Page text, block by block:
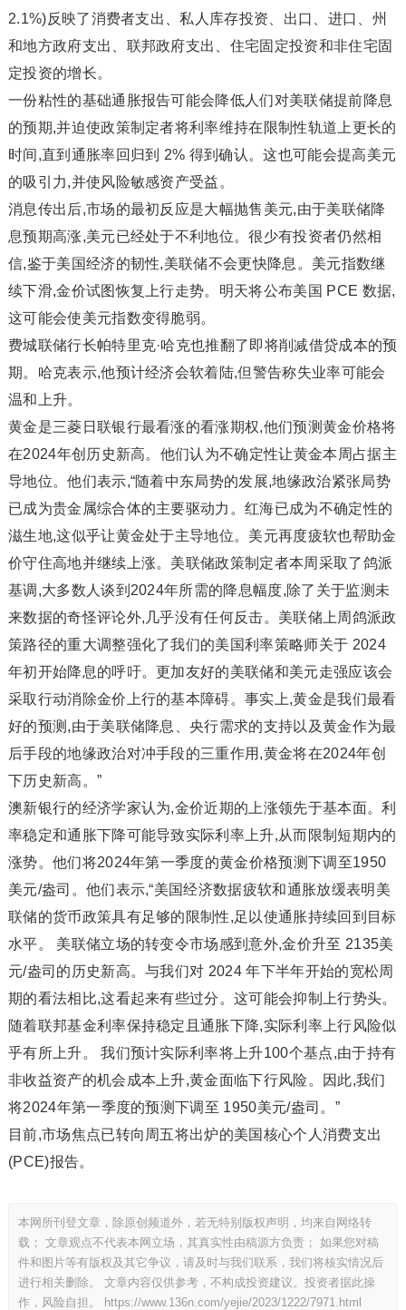
2.1%)反映了消费者支出、私人库存投资、出口、进口、州
和地方政府支出、联邦政府支出、住宅固定投资和非住宅固
定投资的增长。
一份粘性的基础通胀报告可能会降低人们对美联储提前降息
的预期,并迫使政策制定者将利率维持在限制性轨道上更长的
时间,直到通胀率回归到 2% 得到确认。这也可能会提高美元
的吸引力,并使风险敏感资产受益。
消息传出后,市场的最初反应是大幅抛售美元,由于美联储降
息预期高涨,美元已经处于不利地位。很少有投资者仍然相
信,鉴于美国经济的韧性,美联储不会更快降息。美元指数继
续下滑,金价试图恢复上行走势。明天将公布美国 PCE 数据,
这可能会使美元指数变得脆弱。
费城联储行长帕特里克·哈克也推翻了即将削减借贷成本的预
期。哈克表示,他预计经济会软着陆,但警告称失业率可能会
温和上升。
黄金是三菱日联银行最看涨的看涨期权,他们预测黄金价格将
在2024年创历史新高。他们认为不确定性让黄金本周占据主
导地位。他们表示,“随着中东局势的发展,地缘政治紧张局势
已成为贵金属综合体的主要驱动力。红海已成为不确定性的
滋生地,这似乎让黄金处于主导地位。美元再度疲软也帮助金
价守住高地并继续上涨。美联储政策制定者本周采取了鸽派
基调,大多数人谈到2024年所需的降息幅度,除了关于监测未
来数据的奇怪评论外,几乎没有任何反击。美联储上周鸽派政
策路径的重大调整强化了我们的美国利率策略师关于 2024
年初开始降息的呼吁。更加友好的美联储和美元走强应该会
采取行动消除金价上行的基本障碍。事实上,黄金是我们最看
好的预测,由于美联储降息、央行需求的支持以及黄金作为最
后手段的地缘政治对冲手段的三重作用,黄金将在2024年创
下历史新高。”
澳新银行的经济学家认为,金价近期的上涨领先于基本面。利
率稳定和通胀下降可能导致实际利率上升,从而限制短期内的
涨势。他们将2024年第一季度的黄金价格预测下调至1950
美元/盎司。他们表示,“美国经济数据疲软和通胀放缓表明美
联储的货币政策具有足够的限制性,足以使通胀持续回到目标
水平。 美联储立场的转变令市场感到意外,金价升至 2135美
元/盎司的历史新高。与我们对 2024 年下半年开始的宽松周
期的看法相比,这看起来有些过分。这可能会抑制上行势头。
随着联邦基金利率保持稳定且通胀下降,实际利率上行风险似
乎有所上升。 我们预计实际利率将上升100个基点,由于持有
非收益资产的机会成本上升,黄金面临下行风险。因此,我们
将2024年第一季度的预测下调至 1950美元/盎司。”
目前,市场焦点已转向周五将出炉的美国核心个人消费支出
(PCE)报告。
本网所刊登文章，除原创频道外，若无特别版权声明，均来自网络转
载； 文章观点不代表本网立场，其真实性由稿源方负责； 如果您对稿
件和图片等有版权及其它争议，请及时与我们联系，我们将核实情况后
进行相关删除。 文章内容仅供参考，不构成投资建议。投资者据此操
作，风险自担。
https://www.136n.com/yejie/2023/1222/7971.html